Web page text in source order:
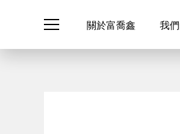
關於富喬鑫 我